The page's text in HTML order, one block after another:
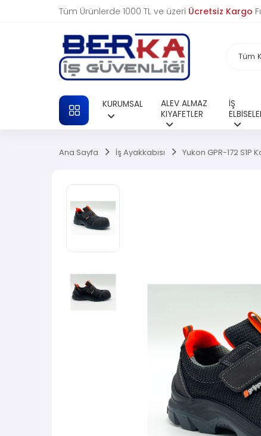
Tüm Ürünlerde 1000 TL ve üzeri Ücretsiz Kargo
TÜM KATEGORILER
KURUMSAL
ALEV ALMAZ
KIYAFETLER
İŞ
Ana Sayfa İş Ayakkabısı Yukon GPR-172 S1P